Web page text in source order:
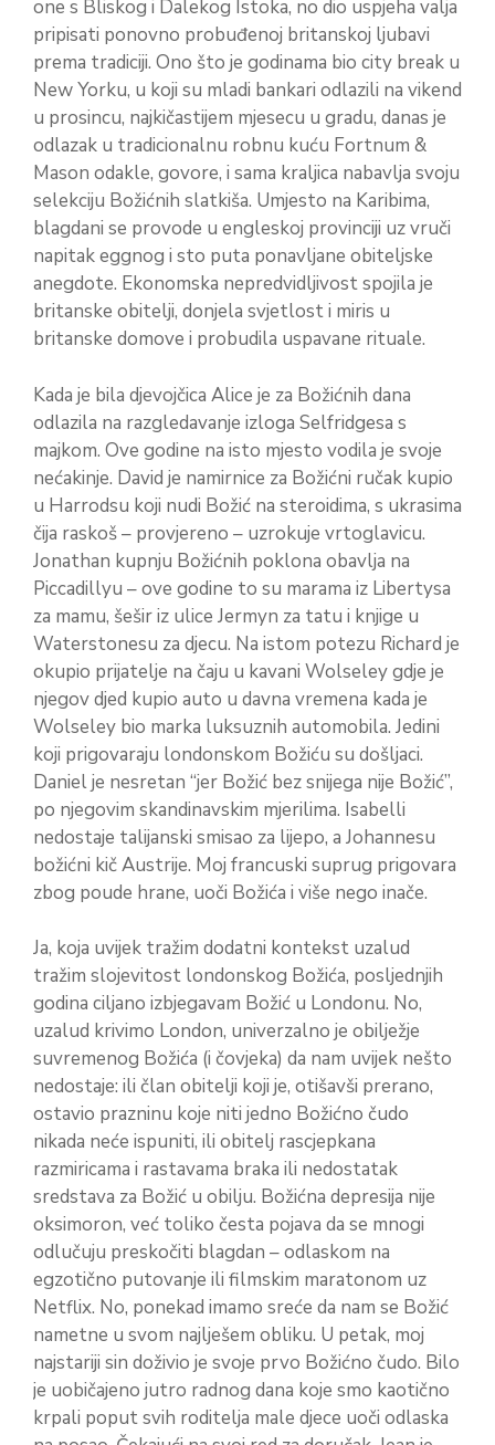
one s Bliskog i Dalekog Istoka, no dio uspjeha valja
pripisati ponovno probuđenoj britanskoj ljubavi
prema tradiciji. Ono što je godinama bio city break u
New Yorku, u koji su mladi bankari odlazili na vikend
u prosincu, najkičastijem mjesecu u gradu, danas je
odlazak u tradicionalnu robnu kuću Fortnum &
Mason odakle, govore, i sama kraljica nabavlja svoju
selekciju Božićnih slatkiša. Umjesto na Karibima,
blagdani se provode u engleskoj provinciji uz vruči
napitak eggnog i sto puta ponavljane obiteljske
anegdote. Ekonomska nepredvidljivost spojila je
britanske obitelji, donjela svjetlost i miris u
britanske domove i probudila uspavane rituale.
Kada je bila djevojčica Alice je za Božićnih dana
odlazila na razgledavanje izloga Selfridgesa s
majkom. Ove godine na isto mjesto vodila je svoje
nećakinje. David je namirnice za Božićni ručak kupio
u Harrodsu koji nudi Božić na steroidima, s ukrasima
čija raskoš – provjereno – uzrokuje vrtoglavicu.
Jonathan kupnju Božićnih poklona obavlja na
Piccadillyu – ove godine to su marama iz Libertysa
za mamu, šešir iz ulice Jermyn za tatu i knjige u
Waterstonesu za djecu. Na istom potezu Richard je
okupio prijatelje na čaju u kavani Wolseley gdje je
njegov djed kupio auto u davna vremena kada je
Wolseley bio marka luksuznih automobila. Jedini
koji prigovaraju londonskom Božiću su došljaci.
Daniel je nesretan “jer Božić bez snijega nije Božić”,
po njegovim skandinavskim mjerilima. Isabelli
nedostaje talijanski smisao za lijepo, a Johannesu
božićni kič Austrije. Moj francuski suprug prigovara
zbog poude hrane, uoči Božića i više nego inače.
Ja, koja uvijek tražim dodatni kontekst uzalud
tražim slojevitost londonskog Božića, posljednjih
godina ciljano izbjegavam Božić u Londonu. No,
uzalud krivimo London, univerzalno je obilježje
suvremenog Božića (i čovjeka) da nam uvijek nešto
nedostaje: ili član obitelji koji je, otišavši prerano,
ostavio prazninu koje niti jedno Božićno čudo
nikada neće ispuniti, ili obitelj rascjepkana
razmiricama i rastavama braka ili nedostatak
sredstava za Božić u obilju. Božićna depresija nije
oksimoron, već toliko česta pojava da se mnogi
odlučuju preskočiti blagdan – odlaskom na
egzotično putovanje ili filmskim maratonom uz
Netflix. No, ponekad imamo sreće da nam se Božić
nametne u svom najlješem obliku. U petak, moj
najstariji sin doživio je svoje prvo Božićno čudo. Bilo
je uobičajeno jutro radnog dana koje smo kaotično
krpali poput svih roditelja male djece uoči odlaska